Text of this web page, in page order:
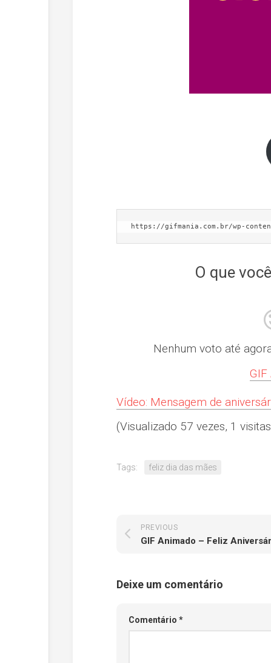
https://gifmania.com.br/wp-
O que
Nenhum voto até
Vídeo: Mensagem de
(Visualizado 57 vezes, 1
Tags: feliz dia das mães
PREVIOUS
GIF Animado – Feliz
Deixe um comentário
Comentário *